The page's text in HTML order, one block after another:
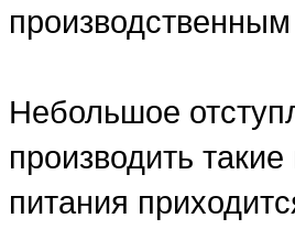
Небольшое
производить
питания